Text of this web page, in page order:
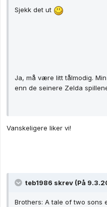
Sjekk det ut
Ja, må være litt tålmodig.
enn de seinere Zelda
Vanskeligere liker vi!
teb1986 skrev (På
Brothers: A tale of two sons